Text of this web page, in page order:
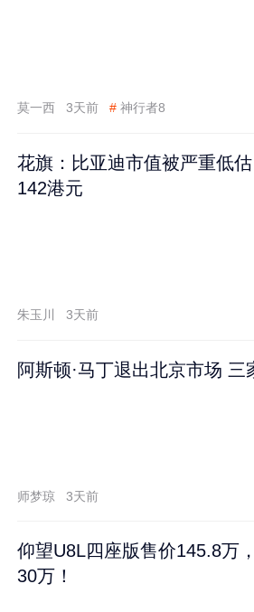
莫一西 3天前 # 神行者8
花旗：比亚迪市值被严重低
142港元
朱玉川 3天前
阿斯顿·马丁退出北京市场 三
师梦琼 3天前
仰望U8L四座版售价145.8万
30万！